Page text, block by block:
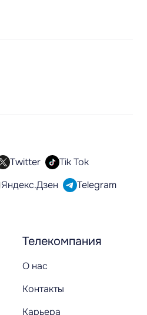
Телекомпания
О нас
Контакты
Карьера
Twitter
Tik Tok
Яндекс.Дзен
Telegram